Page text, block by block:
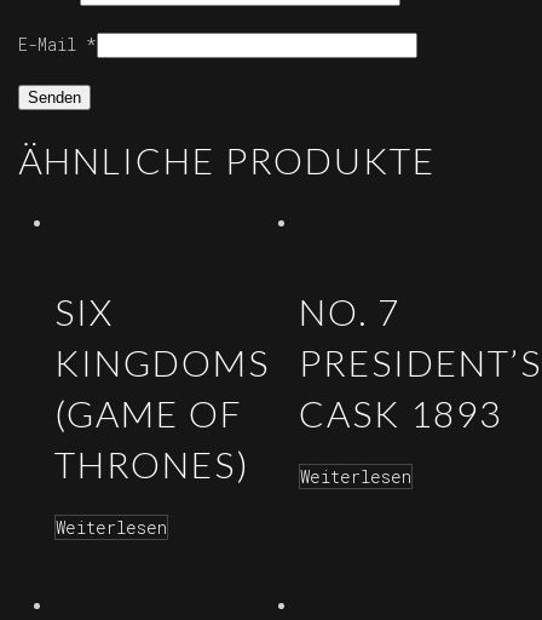
E-Mail *
ÄHNLICHE PRODUKTE
SIX
KINGDOMS
(GAME OF
THRONES)
Weiterlesen
NO. 7
PRESIDENT’S
CASK 1893
Weiterlesen